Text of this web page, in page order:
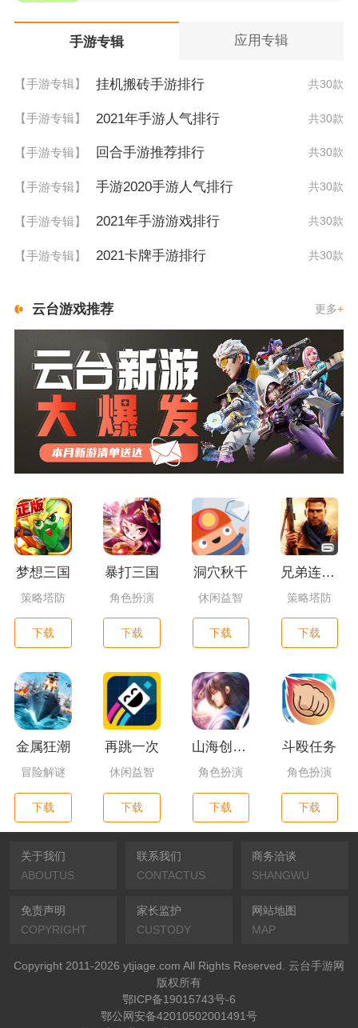
手游专辑 应用专辑
【手游专辑】 挂机搬砖手游排行 共30款
【手游专辑】 2021年手游人气排行 共30款
【手游专辑】 回合手游推荐排行 共30款
【手游专辑】 手游2020手游人气排行 共30款
【手游专辑】 2021年手游游戏排行 共30款
【手游专辑】 2021卡牌手游排行 共30款
云台游戏推荐 更多+
梦想三国
策略塔防
下载
暴打三国
角色扮演
下载
洞穴秋千
休闲益智
下载
兄弟连3：战争之子
策略塔防
下载
金属狂潮
冒险解谜
下载
再跳一次
休闲益智
下载
山海创世录一剑天逆
角色扮演
下载
斗殴任务
角色扮演
下载
关于我们
ABOUTUS
联系我们
CONTACTUS
商务洽谈
SHANGWU
免责声明
COPYRIGHT
家长监护
CUSTODY
网站地图
MAP
Copyright 2011-2026 ytjiage.com All Rights Reserved. 云台手游网
版权所有
鄂ICP备19015743号-6
鄂公网安备42010502001491号